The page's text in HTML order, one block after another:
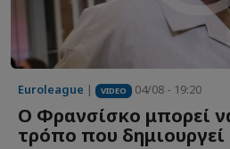
Euroleague | VIDEO 04/08 - 19:20
Ο Φρανσίσκο μπορεί
τρόπο που